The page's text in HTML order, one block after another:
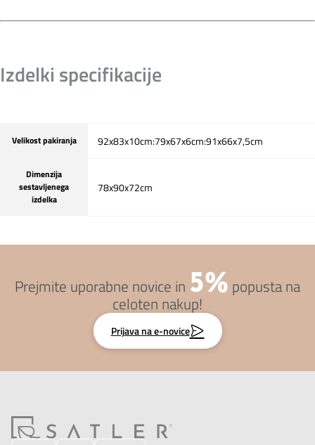
Izdelki specifikacije
Velikost pakiranja 92x83x10cm:79x67x6cm:91x66x7,5cm
Dimenzija
sestavljenega
izdelka
78x90x72cm
Prejmite uporabne novice in 5% popusta na
celoten nakup!
Prijava na e-novice